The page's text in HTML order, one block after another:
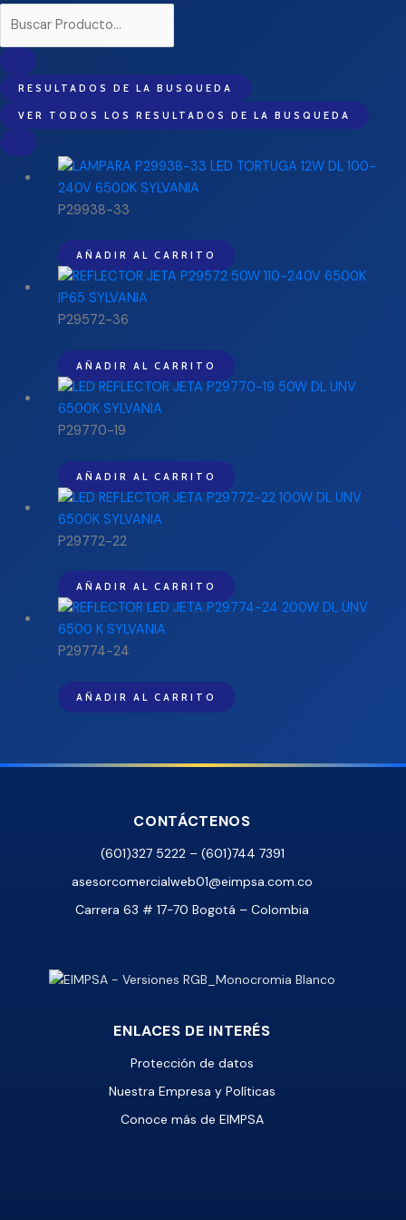
RESULTADOS DE LA BUSQUEDA
VER TODOS LOS RESULTADOS DE LA BUSQUEDA
P29938-33
AÑADIR AL CARRITO
P29572-36
AÑADIR AL CARRITO
P29770-19
AÑADIR AL CARRITO
P29772-22
AÑADIR AL CARRITO
P29774-24
AÑADIR AL CARRITO
CONTÁCTENOS
(601)327 5222 – (601)744 7391
asesorcomercialweb01@eimpsa.com.co
Carrera 63 # 17-70 Bogotá – Colombia
ENLACES DE INTERÉS
Protección de datos
Nuestra Empresa y Políticas
Conoce más de EIMPSA